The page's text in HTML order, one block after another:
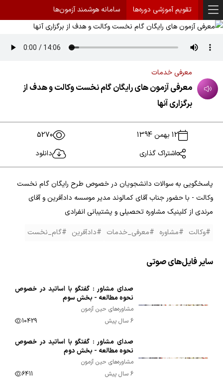
تقویم آموزشی دوره‌ها سامانه هوشمند آزمون‌ها
معرفی آزمون های رایگان گام نخست وکالت و هدف از
برگزاری آنها
معرفی خدمات
12 بهمن 1394
5270
اشتراک گذاری
دانلود
پاسخگویی به سوالات دانشجویان در خصوص طرح رایگان گام نخست
وکالت - با حضور جناب آقای کمالوند مدیر موسسه دادآفرین و آقای
مرندی از کلینیک مشاوره تحصیلی و پشتیبانی انفرادی
#وکالت #مشاوره #معرفی_خدمات #دادآفرین #گام_نخست
سایر فایل‌های صوتی
صدای مشاور : گفتگو با اساتید در خصوص
نحوه مطالعه - بخش سوم
مشاوره‌های حین آزمون
6 سال پیش
10429
صدای مشاور : گفتگو با اساتید در خصوص
نحوه مطالعه - بخش دوم
مشاوره‌های حین آزمون
6 سال پیش
6411